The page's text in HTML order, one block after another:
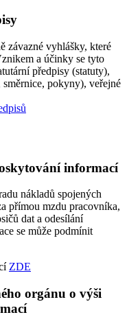
závazné vyhlášky, které
a účinky se tyto
předpisy (statuty),
pokyny), veřejné
informací
nákladů spojených
přímou mzdu pracovníka,
dat a odesílání
se může podmínit
ZDE
orgánu o výši